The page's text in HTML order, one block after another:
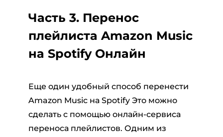
Часть 3. Перенос
плейлиста Amazon Music
на Spotify Онлайн
Еще один удобный способ перенести
Amazon Music на Spotify Это можно
сделать с помощью онлайн-сервиса
переноса плейлистов. Одним из